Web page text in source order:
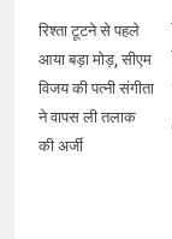
रिश्ता टूटने से पहले
आया बड़ा मोड़, सीएम
विजय की पत्नी संगीता
ने वापस ली तलाक
की अर्जी